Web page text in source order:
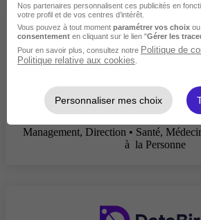
Artisanat, Petit Commerce • BTP,
Commerce, Marketing • Esthétique,
Management, Direction • Santé,
à la Personne
Nos partenaires personnalisent ces publicités en
votre profil et de vos centres d’intérêt.
Vous pouvez à tout moment paramétrer vos choix ou
consentement en cliquant sur le lien "Gérer les
Pour en savoir plus, consultez notre Politique de
Politique relative aux cookies
Personnaliser mes choix